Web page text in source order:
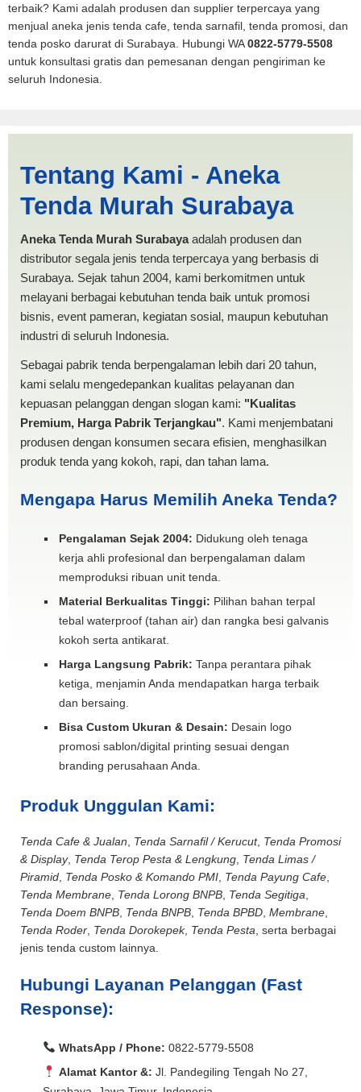
terbaik? Kami adalah produsen dan supplier terpercaya yang
menjual aneka jenis tenda cafe, tenda sarnafil, tenda promosi, dan
tenda posko darurat di Surabaya. Hubungi WA0822-5779-5508
untuk konsultasi gratis dan pemesanan dengan pengiriman ke
seluruh Indonesia.
Sawahlunto | PRODUKSI
ANEKA TENDA MURAH
Tentang Kami - Aneka
Tenda Murah Surabaya
Aneka Tenda Murah Surabayaadalah produsen dan
distributor segala jenis tenda terpercaya yang berbasis di
Surabaya. Sejak tahun 2004, kami berkomitmen untuk
melayani berbagai kebutuhan tenda baik untuk promosi
bisnis, event pameran, kegiatan sosial, maupun kebutuhan
industri di seluruh Indonesia.
Sebagai pabrik tenda berpengalaman lebih dari 20 tahun,
kami selalu mengedepankan kualitas pelayanan dan
kepuasan pelanggan dengan slogan kami: "Kualitas
Premium, Harga Pabrik Terjangkau". Kami menjembatani
produsen dengan konsumen secara efisien, menghasilkan
produk tenda yang kokoh, rapi, dan tahan lama.
Mengapa Harus Memilih Aneka Tenda?
Pengalaman Sejak 2004: Didukung oleh tenaga
kerja ahli profesional dan berpengalaman dalam
memproduksi ribuan unit tenda.
Material Berkualitas Tinggi: Pilihan bahan terpal
tebal waterproof (tahan air) dan rangka besi galvanis
kokoh serta antikarat.
Harga Langsung Pabrik: Tanpa perantara pihak
ketiga, menjamin Anda mendapatkan harga terbaik
dan bersaing.
Bisa Custom Ukuran & Desain: Desain logo
promosi sablon/digital printing sesuai dengan
branding perusahaan Anda.
Produk Unggulan Kami:
Tenda Cafe & Jualan Tenda Sarnafil / Kerucut, Tenda Promosi
& Display, Tenda Terop Pesta & Lengkung Tenda Limas /
Piramid Tenda Posko & Komando PMI Tenda Payung Cafe
Tenda Membrane Tenda Lorong BNPB Tenda Segitiga
Tenda Doem BNPB Tenda BNPB Tenda BPBD Membrane
Tenda Roder Tenda Dorokepek, Tenda Pesta , serta berbagai
jenis tenda custom lainnya.
Hubungi Layanan Pelanggan (Fast
Response):
WhatsApp / Phone: 0822-5779-5508
Alamat Kantor &: Jl. Pandegiling Tengah No 27,